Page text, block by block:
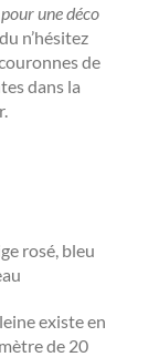
une déco
n’hésitez
de
dans la
rosé, bleu
existe en
de 20